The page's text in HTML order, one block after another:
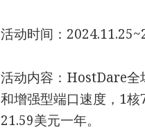
活动时间：
活动内容：HostDare全
和增强型端口速度，1
21.59美元一年。